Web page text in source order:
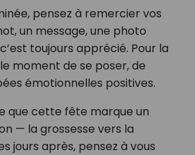
pensez à remercier vos
un message, une photo
toujours apprécié. Pour la
moment de se poser, de
émotionnelles positives.
que cette fête marque un
— la grossesse vers la
jours après, pensez à vous